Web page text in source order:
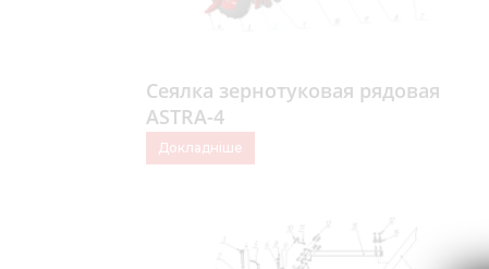
Сеялка зернотуковая рядовая
ASTRA-4
Докладніше